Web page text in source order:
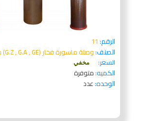
الرقم: 11
الصنف:وصلة ماسورة فخار (G.Z , G.A , GE) جميع الأقطار
السعر:
مخفي
الكميه:متوفرة
الوحده:عدد